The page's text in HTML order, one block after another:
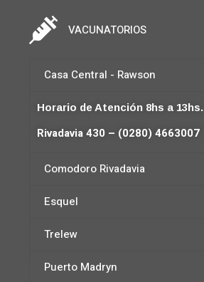
VACUNATORIOS
Casa Central - Rawson
Horario de Atención 8hs a 13hs.
Rivadavia 430 – (0280) 4663007
Comodoro Rivadavia
Esquel
Trelew
Puerto Madryn